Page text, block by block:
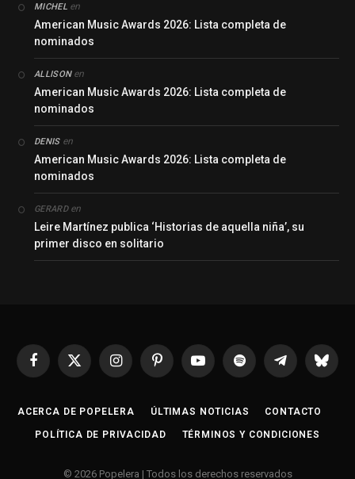
MICHELen
American Music Awards 2026: Lista completa de
nominados
ALLISONen
American Music Awards 2026: Lista completa de
nominados
DENISen
American Music Awards 2026: Lista completa de
nominados
GERARDen
Leire Martínez publica ‘Historias de aquella niña’, su
primer disco en solitario
Facebook
X
InstagramPinterestYouTubeSpotify Telegrama
ACERCA DE POPELERA ÚLTIMAS NOTICIAS CONTACTO
POLÍTICA DE PRIVACIDAD TÉRMINOS Y CONDICIONES
© 2026 Popelera | Todos los derechos reservados